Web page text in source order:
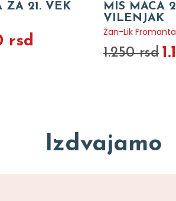
ZA 21. VEK
rsd
MIS MACA
VILENJAK
Žan-Lik
1.250 rsd
Izdvajamo